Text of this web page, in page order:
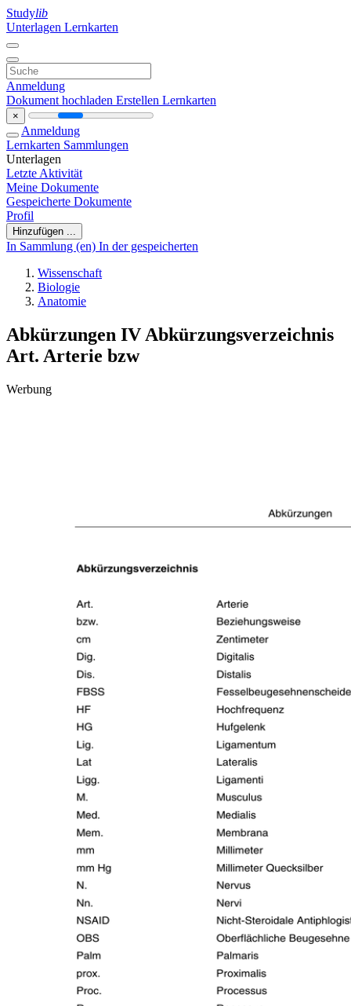
Studylib
Unterlagen Lernkarten
Anmeldung
Dokument hochladen Erstellen Lernkarten
×
Anmeldung
Lernkarten Sammlungen
Unterlagen
Letzte Aktivität
Meine Dokumente
Gespeicherte Dokumente
Profil
Hinzufügen ...
In Sammlung (en) In der gespeicherten
Wissenschaft
Biologie
Anatomie
Abkürzungen IV Abkürzungsverzeichnis
Art. Arterie bzw
Werbung